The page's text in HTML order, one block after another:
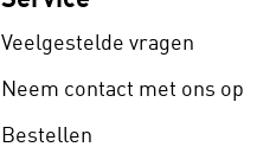
Veelgestelde vragen
Neem contact met ons op
Bestellen